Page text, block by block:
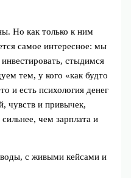
Но как только к ним
самое интересное: мы
стыдимся
тем, у кого «как будто
и есть психология денег
чувств и привычек,
чем зарплата и
с живыми кейсами и